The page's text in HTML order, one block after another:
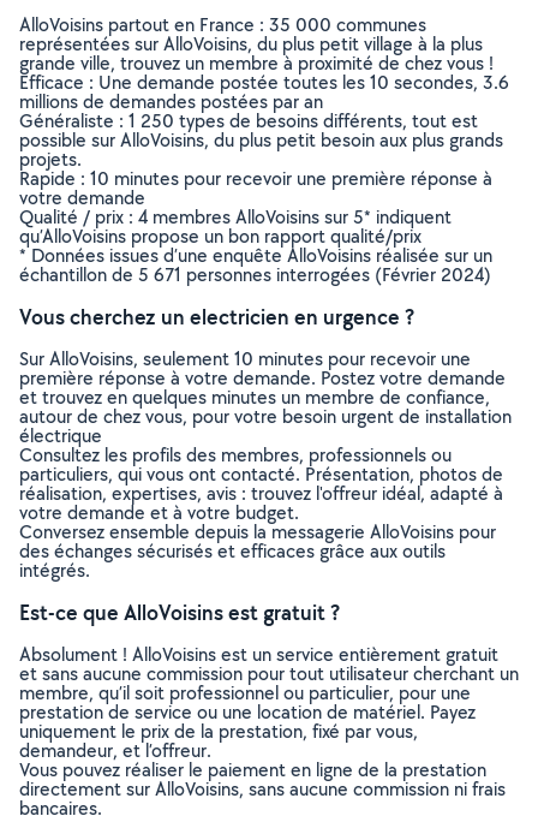
AlloVoisins partout en France : 35 000 communes
représentées sur AlloVoisins, du plus petit village à la plus
grande ville, trouvez un membre à proximité de chez vous !
Efficace : Une demande postée toutes les 10 secondes, 3.6
millions de demandes postées par an
Généraliste : 1 250 types de besoins différents, tout est
possible sur AlloVoisins, du plus petit besoin aux plus grands
projets.
Rapide : 10 minutes pour recevoir une première réponse à
votre demande
Qualité / prix : 4 membres AlloVoisins sur 5* indiquent
qu’AlloVoisins propose un bon rapport qualité/prix
* Données issues d’une enquête AlloVoisins réalisée sur un
échantillon de 5 671 personnes interrogées (Février 2024)
Vous cherchez un electricien en urgence ?
Sur AlloVoisins, seulement 10 minutes pour recevoir une
première réponse à votre demande. Postez votre demande
et trouvez en quelques minutes un membre de confiance,
autour de chez vous, pour votre besoin urgent de installation
électrique
Consultez les profils des membres, professionnels ou
particuliers, qui vous ont contacté. Présentation, photos de
réalisation, expertises, avis : trouvez l'offreur idéal, adapté à
votre demande et à votre budget.
Conversez ensemble depuis la messagerie AlloVoisins pour
des échanges sécurisés et efficaces grâce aux outils
intégrés.
Est-ce que AlloVoisins est gratuit ?
Absolument ! AlloVoisins est un service entièrement gratuit
et sans aucune commission pour tout utilisateur cherchant un
membre, qu’il soit professionnel ou particulier, pour une
prestation de service ou une location de matériel. Payez
uniquement le prix de la prestation, fixé par vous,
demandeur, et l’offreur.
Vous pouvez réaliser le paiement en ligne de la prestation
directement sur AlloVoisins, sans aucune commission ni frais
bancaires.